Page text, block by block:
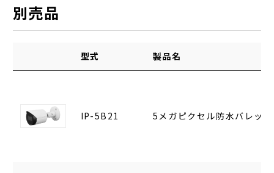
別売品
型式 製品名
IP-5B21 5メガピクセル防水バレッ